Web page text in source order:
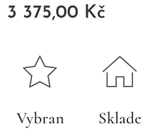
3 375,00 Kč
Vybran
Sklade